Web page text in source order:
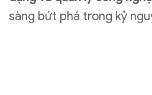
sàng bứt phá trong kỷ